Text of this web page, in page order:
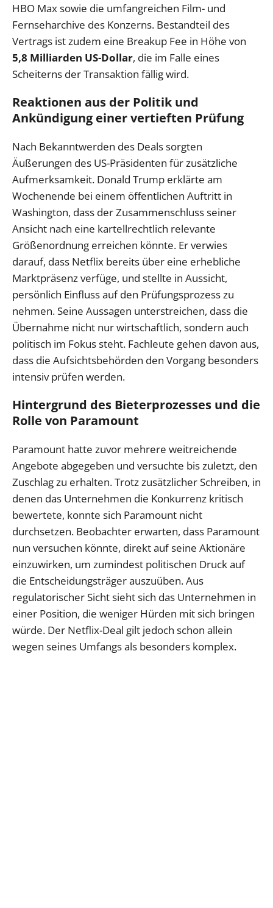
HBO Max sowie die umfangreichen Film- und
Fernseharchive des Konzerns. Bestandteil des
Vertrags ist zudem eine Breakup Fee in Höhe von
5,8 Milliarden US-Dollar, die im Falle eines
Scheiterns der Transaktion fällig wird.
Reaktionen aus der Politik und
Ankündigung einer vertieften Prüfung
Nach Bekanntwerden des Deals sorgten
Äußerungen des US-Präsidenten für zusätzliche
Aufmerksamkeit. Donald Trump erklärte am
Wochenende bei einem öffentlichen Auftritt in
Washington, dass der Zusammenschluss seiner
Ansicht nach eine kartellrechtlich relevante
Größenordnung erreichen könnte. Er verwies
darauf, dass Netflix bereits über eine erhebliche
Marktpräsenz verfüge, und stellte in Aussicht,
persönlich Einfluss auf den Prüfungsprozess zu
nehmen. Seine Aussagen unterstreichen, dass die
Übernahme nicht nur wirtschaftlich, sondern auch
politisch im Fokus steht. Fachleute gehen davon aus,
dass die Aufsichtsbehörden den Vorgang besonders
intensiv prüfen werden.
Hintergrund des Bieterprozesses und die
Rolle von Paramount
Paramount hatte zuvor mehrere weitreichende
Angebote abgegeben und versuchte bis zuletzt, den
Zuschlag zu erhalten. Trotz zusätzlicher Schreiben, in
denen das Unternehmen die Konkurrenz kritisch
bewertete, konnte sich Paramount nicht
durchsetzen. Beobachter erwarten, dass Paramount
nun versuchen könnte, direkt auf seine Aktionäre
einzuwirken, um zumindest politischen Druck auf
die Entscheidungsträger auszuüben. Aus
regulatorischer Sicht sieht sich das Unternehmen in
einer Position, die weniger Hürden mit sich bringen
würde. Der Netflix-Deal gilt jedoch schon allein
wegen seines Umfangs als besonders komplex.